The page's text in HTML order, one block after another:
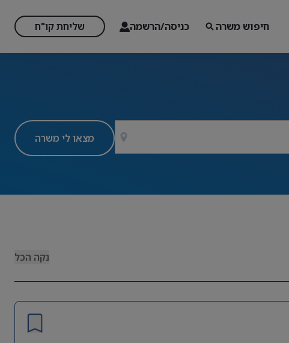
חיפוש משרה כניסה/הרשמה שליחת קו"ח
מצאו לי משרה
נקה הכל